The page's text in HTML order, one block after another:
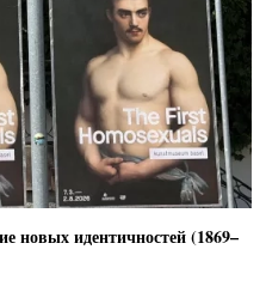
новых идентичностей (1869–